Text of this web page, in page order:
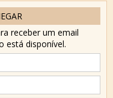
receber um email
está disponível.